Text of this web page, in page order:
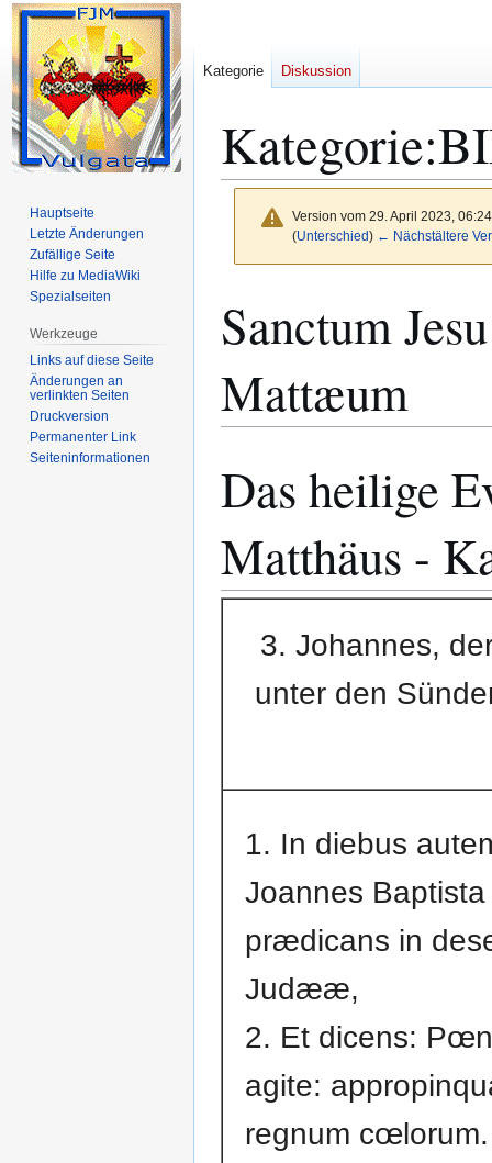
Kategorie:
Version vom 29. April 2023,
(Unterschied) ← Nächstältere
Navigation
springen
Suche
springen
Sanctum
Mattæum
Das heilige
Matthäus -
3. Johannes,
unter den
1. In diebus
Joannes Baptista
prædicans in
Judææ,
2. Et dicens:
agite:
regnum cœlorum.
Kategorie Diskussion
Hauptseite
Letzte Änderungen
Zufällige Seite
Hilfe zu MediaWiki
Spezialseiten
Werkzeuge
Links auf diese Seite
Änderungen an
verlinkten Seiten
Druckversion
Permanenter Link
Seiten­­informationen